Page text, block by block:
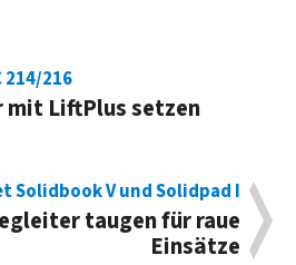
216
LiftPlus setzen
Solidbook V und Solidpad I
taugen für raue
Einsätze